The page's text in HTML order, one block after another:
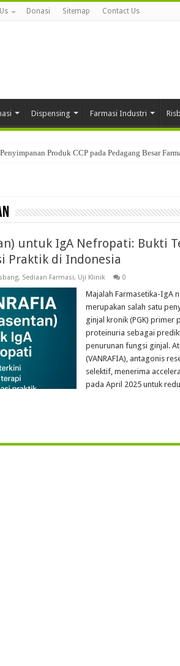
Donasi Sitemap Contact Us
Dispensing Farmasi Industri
Produk CCP pada Pedagang Besar
untuk IgA Nefropati: Bukti
Praktik di Indonesia
, Sediaan Farmasi, Uji Klinik 0
Majalah Farmasetika-IgA
merupakan salah satu
ginjal kronik (PGK) primer
proteinuria sebagai
penurunan fungsi ginjal.
(VANRAFIA), antagonis
selektif, menerima
pada April 2025 untuk